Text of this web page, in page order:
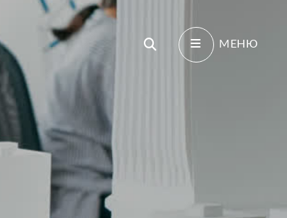
Поиск МЕНЮ